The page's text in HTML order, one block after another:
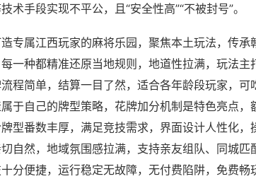
术手段实现不平公，且“安全性高”“不被封号”。
专属江西玩家的麻将乐园，聚焦本土玩法，传承
一种都精准还原当地规则，地道性拉满，玩法
程简单，结算一目了然，适合各年龄段玩家，
于自己的牌型策略，花牌加分机制是特色亮点
型番数丰厚，满足竞技需求，界面设计人性化，
自然，地域氛围感拉满，支持亲友组队、同城匹
分便捷，运行稳定无故障，无付费陷阱，免费